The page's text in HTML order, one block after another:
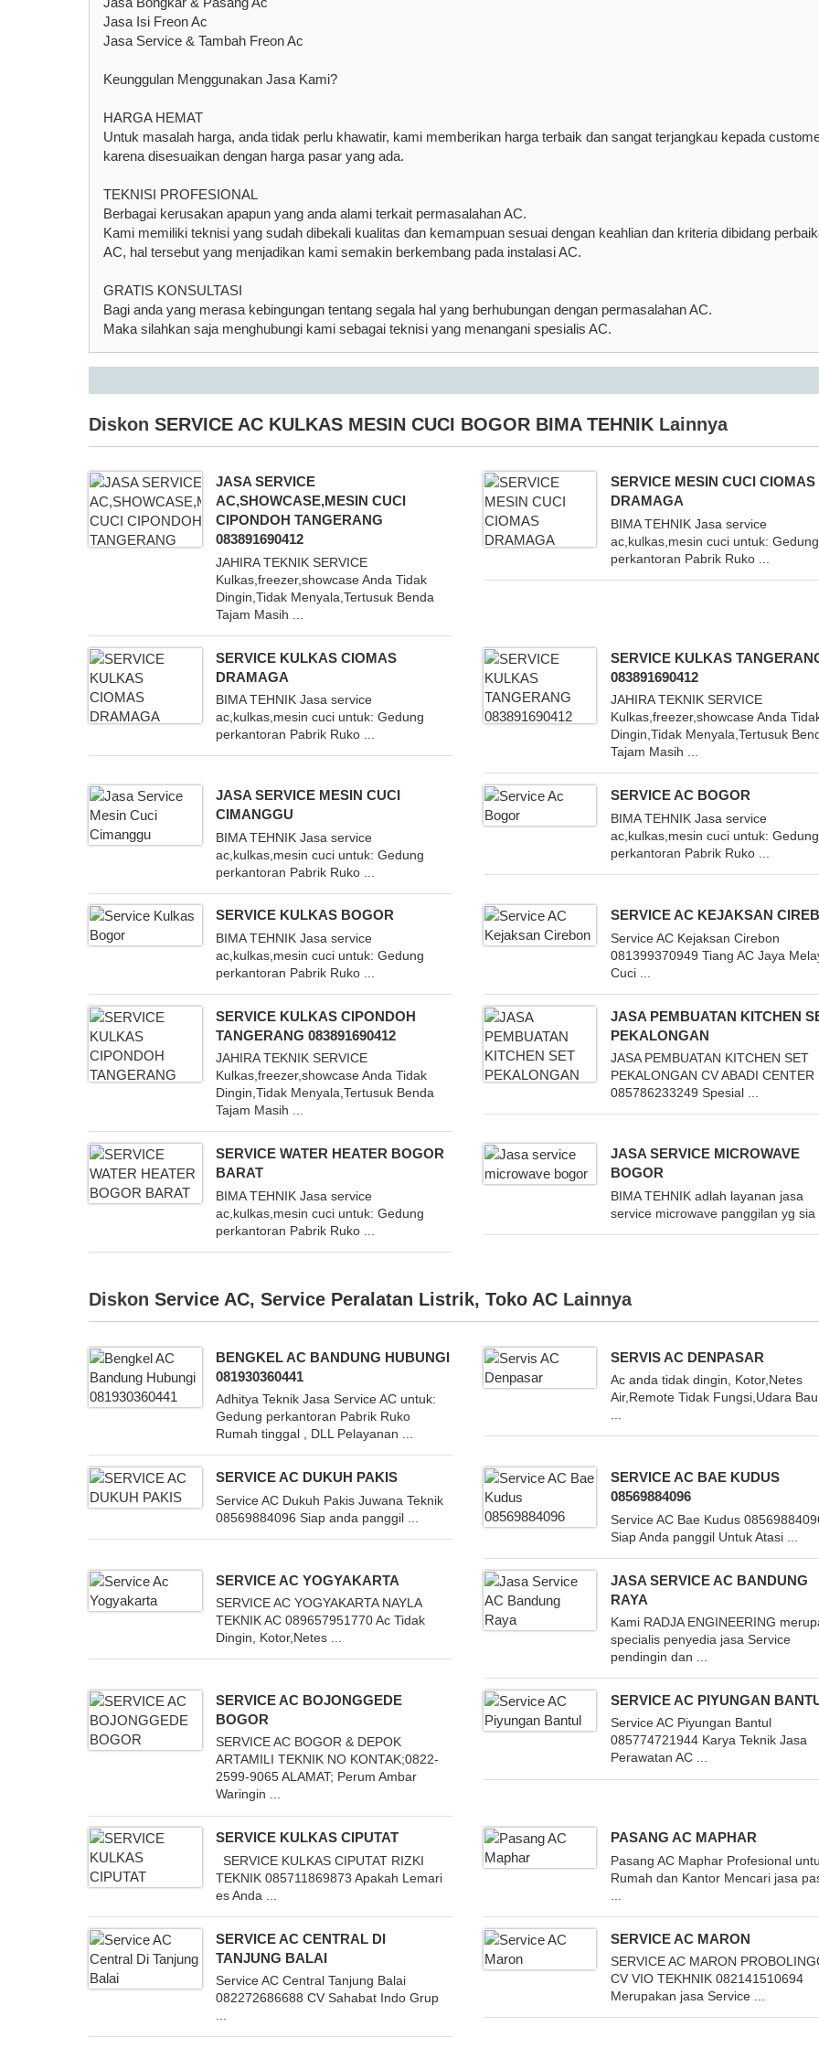
Jasa Isi Freon Ac
Jasa Service & Tambah Freon Ac
Keunggulan Menggunakan Jasa Kami?
HARGA HEMAT
Untuk masalah harga, anda tidak perlu khawatir, kami memberikan harga terbaik dan sangat terjangkau kepada
karena disesuaikan dengan harga pasar yang ada.
TEKNISI PROFESIONAL
Berbagai kerusakan apapun yang anda alami terkait permasalahan AC.
Kami memiliki teknisi yang sudah dibekali kualitas dan kemampuan sesuai dengan keahlian dan kriteria dibidang
AC, hal tersebut yang menjadikan kami semakin berkembang pada instalasi AC.
GRATIS KONSULTASI
Bagi anda yang merasa kebingungan tentang segala hal yang berhubungan dengan permasalahan AC.
Maka silahkan saja menghubungi kami sebagai teknisi yang menangani spesialis AC.
Diskon SERVICE AC KULKAS MESIN CUCI BOGOR BIMA TEHNIK Lainnya
JASA SERVICE
AC,SHOWCASE,MESIN CUCI
CIPONDOH TANGERANG
083891690412
JAHIRA TEKNIK SERVICE
Kulkas,freezer,showcase Anda Tidak
Dingin,Tidak Menyala,Tertusuk Benda
Tajam Masih ...
SERVICE MESIN CUCI CIOMAS
DRAMAGA
BIMA TEHNIK Jasa service
ac,kulkas,mesin cuci untuk: Gedung
perkantoran Pabrik Ruko ...
SERVICE KULKAS CIOMAS
DRAMAGA
BIMA TEHNIK Jasa service
ac,kulkas,mesin cuci untuk: Gedung
perkantoran Pabrik Ruko ...
SERVICE KULKAS
083891690412
JAHIRA TEKNIK SERVICE
Kulkas,freezer,showcase Anda
Dingin,Tidak Menyala,Tertusuk
Tajam Masih ...
JASA SERVICE MESIN CUCI
CIMANGGU
BIMA TEHNIK Jasa service
ac,kulkas,mesin cuci untuk: Gedung
perkantoran Pabrik Ruko ...
SERVICE AC BOGOR
BIMA TEHNIK Jasa service
ac,kulkas,mesin cuci untuk: Gedung
perkantoran Pabrik Ruko ...
SERVICE KULKAS BOGOR
BIMA TEHNIK Jasa service
ac,kulkas,mesin cuci untuk: Gedung
perkantoran Pabrik Ruko ...
SERVICE AC KEJAKSAN
Service AC Kejaksan Cirebon
081399370949 Tiang AC Jaya
Cuci ...
SERVICE KULKAS CIPONDOH
TANGERANG 083891690412
JAHIRA TEKNIK SERVICE
Kulkas,freezer,showcase Anda Tidak
Dingin,Tidak Menyala,Tertusuk Benda
Tajam Masih ...
JASA PEMBUATAN KITCHEN
PEKALONGAN
JASA PEMBUATAN KITCHEN SET
PEKALONGAN CV ABADI CENTER
085786233249 Spesial ...
SERVICE WATER HEATER BOGOR
BARAT
BIMA TEHNIK Jasa service
ac,kulkas,mesin cuci untuk: Gedung
perkantoran Pabrik Ruko ...
JASA SERVICE MICROWAVE
BOGOR
BIMA TEHNIK adlah layanan jasa
service microwave panggilan yg sia
Diskon Service AC, Service Peralatan Listrik, Toko AC Lainnya
BENGKEL AC BANDUNG HUBUNGI
081930360441
Adhitya Teknik Jasa Service AC untuk:
Gedung perkantoran Pabrik Ruko
Rumah tinggal , DLL Pelayanan ...
SERVIS AC DENPASAR
Ac anda tidak dingin, Kotor,Netes
Air,Remote Tidak Fungsi,Udara
...
SERVICE AC DUKUH PAKIS
Service AC Dukuh Pakis Juwana Teknik
08569884096 Siap anda panggil ...
SERVICE AC BAE KUDUS
08569884096
Service AC Bae Kudus
Siap Anda panggil Untuk Atasi ...
SERVICE AC YOGYAKARTA
SERVICE AC YOGYAKARTA NAYLA
TEKNIK AC 089657951770 Ac Tidak
Dingin, Kotor,Netes ...
JASA SERVICE AC BANDUNG
RAYA
Kami RADJA ENGINEERING
specialis penyedia jasa Service
pendingin dan ...
SERVICE AC BOJONGGEDE
BOGOR
SERVICE AC BOGOR & DEPOK
ARTAMILI TEKNIK NO KONTAK;0822-
2599-9065 ALAMAT; Perum Ambar
Waringin ...
SERVICE AC PIYUNGAN
Service AC Piyungan Bantul
085774721944 Karya Teknik Jasa
Perawatan AC ...
SERVICE KULKAS CIPUTAT
SERVICE KULKAS CIPUTAT RIZKI
TEKNIK 085711869873 Apakah Lemari
es Anda ...
PASANG AC MAPHAR
Pasang AC Maphar Profesional
Rumah dan Kantor Mencari jasa
SERVICE AC CENTRAL DI
TANJUNG BALAI
Service AC Central Tanjung Balai
082272686688 CV Sahabat Indo Grup
SERVICE AC MARON
SERVICE AC MARON
CV VIO TEKHNIK 082141510694
Merupakan jasa Service ...